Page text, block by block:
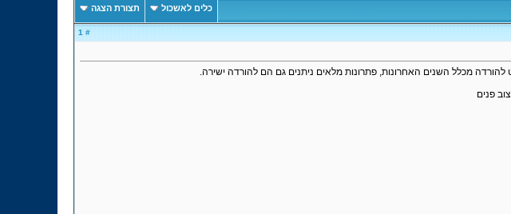
כלים לאשכול תצורת הצגה
# 1
מכלל השנים האחרונות, פתרונות מלאים ניתנים גם הם להורדה ישירה.
פנים